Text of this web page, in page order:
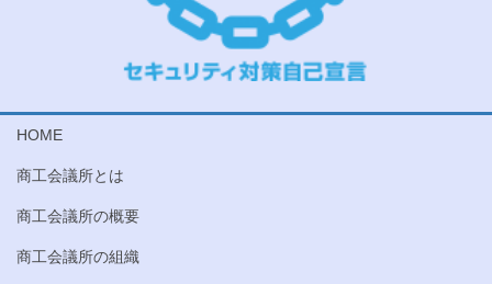
HOME
商工会議所とは
商工会議所の概要
商工会議所の組織